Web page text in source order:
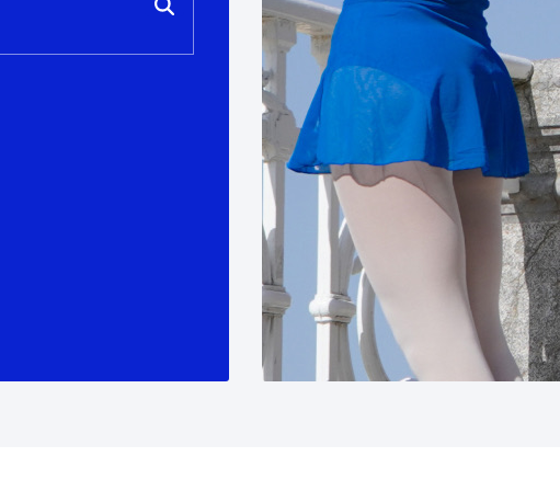
Udal administrazioa
Iragarki ofizialen taula
Egutegi fiskala
Gardentasun ataria